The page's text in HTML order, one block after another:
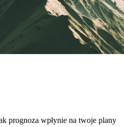
prognoza wpłynie na twoje plany